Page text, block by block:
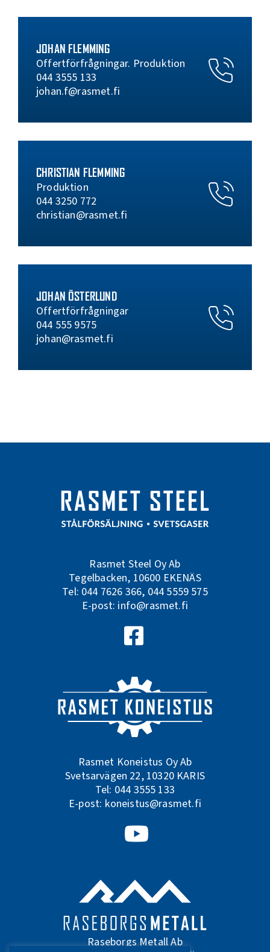
JOHAN FLEMMING
Offertförfrågningar. Produktion
044 3555 133
johan.f@rasmet.fi
CHRISTIAN FLEMMING
Produktion
044 3250 772
christian@rasmet.fi
JOHAN ÖSTERLUND
Offertförfrågningar
044 555 9575
johan@rasmet.fi
Rasmet Steel Oy Ab
Tegelbacken, 10600 EKENÄS
Tel: 044 7626 366, 044 5559 575
E-post: info@rasmet.fi
Följ oss på Facebook
Rasmet Koneistus Oy Ab
Svetsarvägen 22, 10320 KARIS
Tel: 044 3555 133
E-post: koneistus@rasmet.fi
Följ oss på Youtube
Raseborgs Metall Ab